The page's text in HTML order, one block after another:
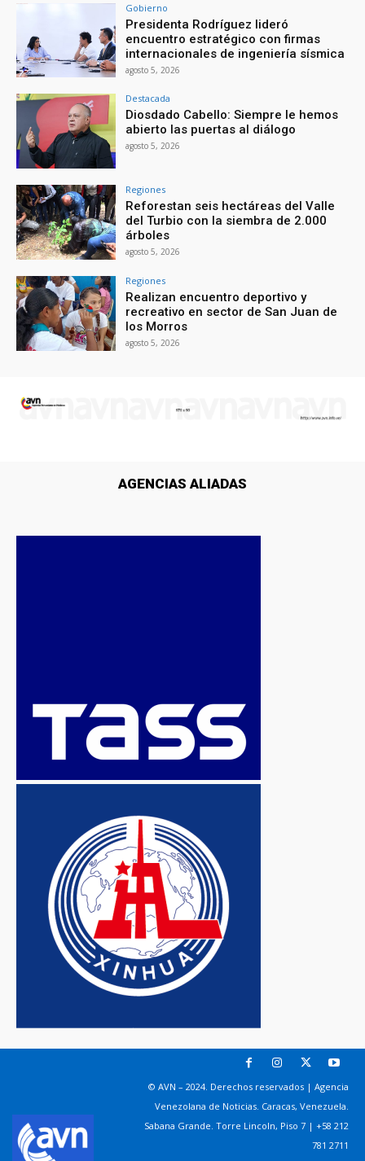
Gobierno
Presidenta Rodríguez lideró
encuentro estratégico con firmas
internacionales de ingeniería sísmica
agosto 5, 2026
Destacada
Diosdado Cabello: Siempre le hemos
abierto las puertas al diálogo
agosto 5, 2026
Regiones
Reforestan seis hectáreas del Valle
del Turbio con la siembra de 2.000
árboles
agosto 5, 2026
Regiones
Realizan encuentro deportivo y
recreativo en sector de San Juan de
los Morros
agosto 5, 2026
AGENCIAS ALIADAS
© AVN – 2024. Derechos reservados | Agencia
Venezolana de Noticias. Caracas, Venezuela.
Sabana Grande. Torre Lincoln, Piso 7 | +58 212
781 2711